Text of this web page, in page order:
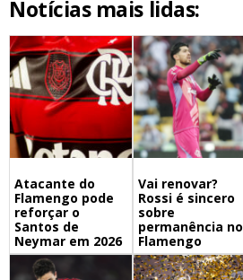
Notícias mais lidas:
Atacante do
Flamengo pode
reforçar o
Santos de
Neymar em 2026
Vai renovar?
Rossi é sincero
sobre
permanência no
Flamengo